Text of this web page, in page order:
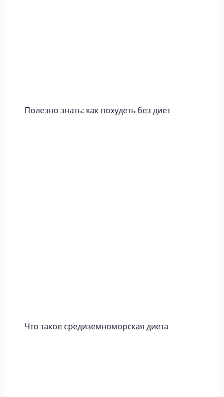
Полезно знать: как похудеть без диет
Что такое средиземноморская диета